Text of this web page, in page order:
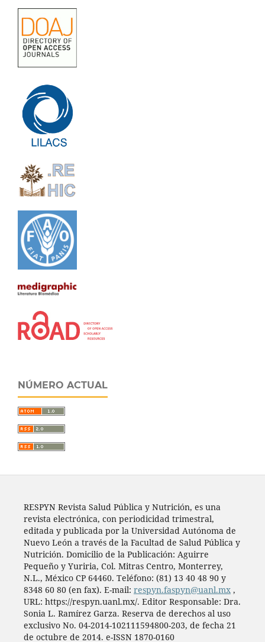
NÚMERO ACTUAL
RESPYN Revista Salud Pública y Nutrición, es una
revista electrónica, con periodicidad trimestral,
editada y publicada por la Universidad Autónoma de
Nuevo León a través de la Facultad de Salud Pública y
Nutrición. Domicilio de la Publicación: Aguirre
Pequeño y Yuriria, Col. Mitras Centro, Monterrey,
N.L., México CP 64460. Teléfono: (81) 13 40 48 90 y
8348 60 80 (en fax). E-mail: respyn.faspyn@uanl.mx,
URL: https://respyn.uanl.mx/. Editor Responsable: Dra.
Sonia L. Ramírez Garza. Reserva de derechos al uso
exclusivo No. 04-2014-102111594800-203, de fecha 21
de octubre de 2014. e-ISSN 1870-0160